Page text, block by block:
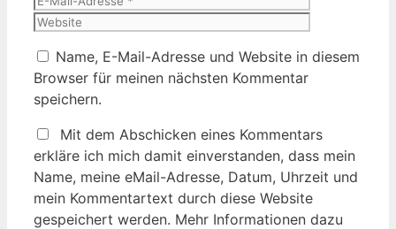
Name, E-Mail-Adresse und Website in diesem
Browser für meinen nächsten Kommentar
speichern.
Mit dem Abschicken eines Kommentars
erkläre ich mich damit einverstanden, dass mein
Name, meine eMail-Adresse, Datum, Uhrzeit und
mein Kommentartext durch diese Website
gespeichert werden. Mehr Informationen dazu